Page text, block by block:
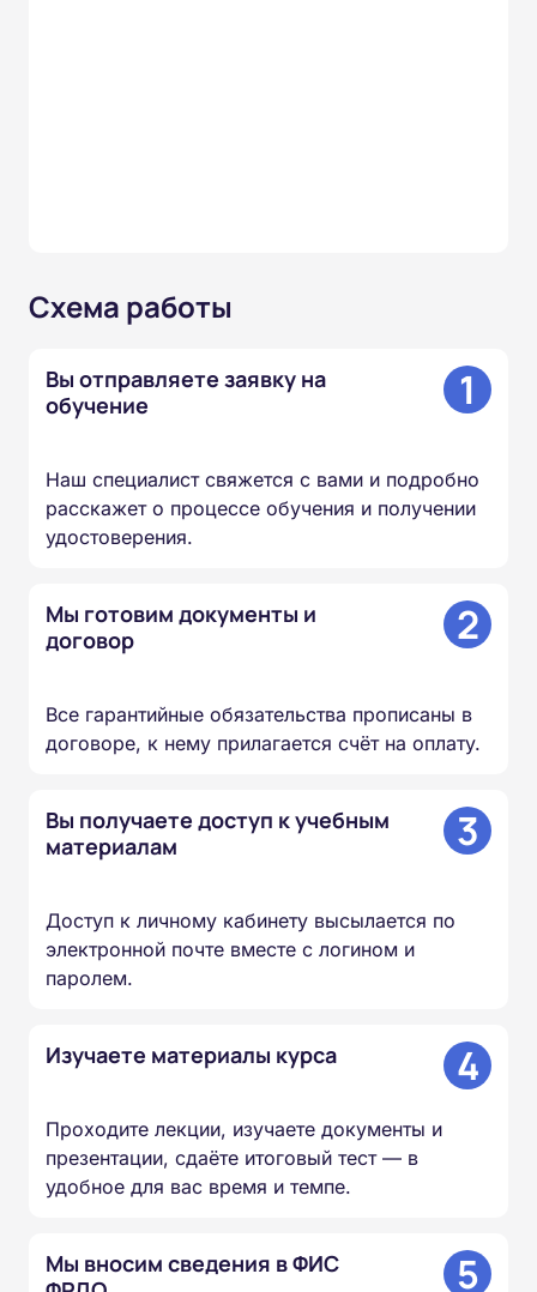
Схема работы
Вы отправляете заявку на
обучение
1
Наш специалист свяжется с вами и подробно
расскажет о процессе обучения и получении
удостоверения.
Мы готовим документы и
договор
2
Все гарантийные обязательства прописаны в
договоре, к нему прилагается счёт на оплату.
Вы получаете доступ к учебным
материалам
3
Доступ к личному кабинету высылается по
электронной почте вместе с логином и
паролем.
Изучаете материалы курса 4
Проходите лекции, изучаете документы и
презентации, сдаёте итоговый тест — в
удобное для вас время и темпе.
Мы вносим сведения в ФИС
5